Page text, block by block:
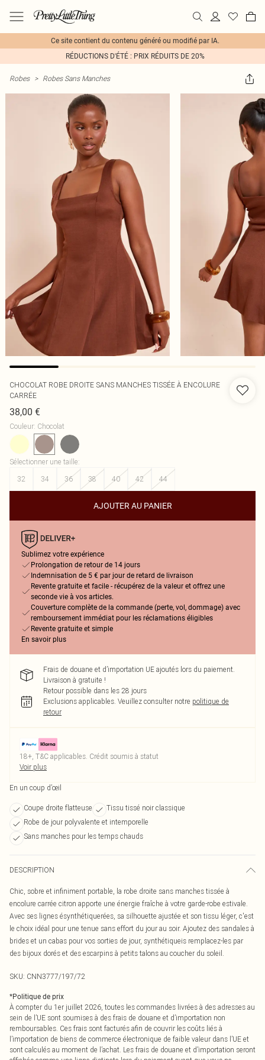
Ce site contient du contenu généré ou modifié par IA.
RÉDUCTIONS D'ÉTÉ : PRIX RÉDUITS DE 20%
Robes > Robes Sans Manches
CHOCOLAT ROBE DROITE SANS MANCHES TISSÉE À ENCOLURE
CARRÉE
38,00 €
Couleur: Chocolat
Sélectionner une taille:
32
34 36 38 40 42 44
AJOUTER AU PANIER
Sublimez votre expérience
Prolongation de retour de 14 jours
Indemnisation de 5 € par jour de retard de livraison
Revente gratuite et facile - récupérez de la valeur et offrez une
seconde vie à vos articles.
Couverture complète de la commande (perte, vol, dommage) avec
remboursement immédiat pour les réclamations éligibles
Revente gratuite et simple
En savoir plus
Frais de douane et d’importation UE ajoutés lors du paiement.
Livraison à gratuite !
Retour possible dans les 28 jours
Exclusions applicables. Veuillez consulter notre politique de
retour
18+, T&C applicables. Crédit soumis à statut
Voir plus
En un coup d’œil
Coupe droite flatteuse
Tissu tissé noir classique
Robe de jour polyvalente et intemporelle
Sans manches pour les temps chauds
DESCRIPTION
Chic, sobre et infiniment portable, la robe droite sans manches tissée à
encolure carrée citron apporte une énergie fraîche à votre garde-robe estivale.
Avec ses lignes ésynthétiquerées, sa silhouette ajustée et son tissu léger, c'est
le choix idéal pour une tenue sans effort du jour au soir. Ajoutez des sandales à
brides et un cabas pour vos sorties de jour, synthétiqueis remplacez-les par
des bijoux dorés et des escarpins à petits talons au coucher du soleil.
SKU: CNN3777/197/72
*Politique de prix
À compter du 1er juillet 2026, toutes les commandes livrées à des adresses au
sein de l’UE sont soumises à des frais de douane et d’importation non
remboursables. Ces frais sont facturés afin de couvrir les coûts liés à
l’importation de biens de commerce électronique de faible valeur dans l’UE et
sont calculés au moment de l’achat. Les frais de douane et d’importation seront